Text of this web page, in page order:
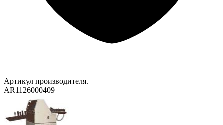
Артикул производителя.
AR1126000409